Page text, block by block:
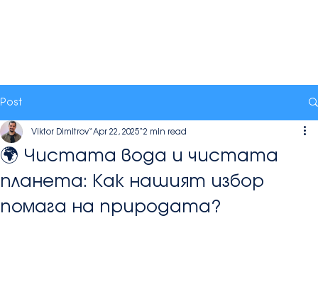
Post
🌍 Чистата вода и чистата
планета: Как нашият избор
помага на природата?
Viktor Dimitrov Apr 22, 2025 2 min read